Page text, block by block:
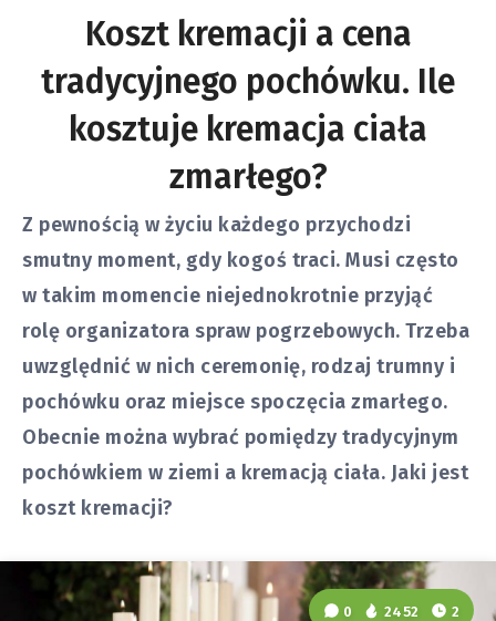
Koszt kremacji a cena
tradycyjnego pochówku. Ile
kosztuje kremacja ciała
zmarłego?
Z pewnością w życiu każdego przychodzi
smutny moment, gdy kogoś traci. Musi często
w takim momencie niejednokrotnie przyjąć
rolę organizatora spraw pogrzebowych. Trzeba
uwzględnić w nich ceremonię, rodzaj trumny i
pochówku oraz miejsce spoczęcia zmarłego.
Obecnie można wybrać pomiędzy tradycyjnym
pochówkiem w ziemi a kremacją ciała. Jaki jest
koszt kremacji?
0 2452 2